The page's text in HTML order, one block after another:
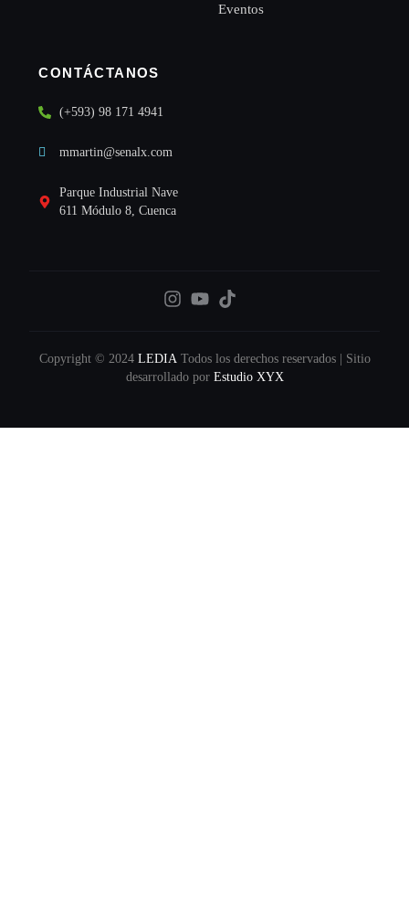
Eventos
CONTÁCTANOS
(+593) 98 171 4941
mmartin@senalx.com
Parque Industrial Nave
611 Módulo 8, Cuenca
Copyright © 2024 LEDIA Todos los derechos reservados | Sitio
desarrollado por Estudio XYX